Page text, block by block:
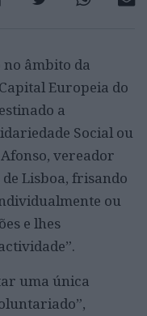
âmbito da
Europeia do
a
Social ou
vereador
Lisboa, frisando
ou
e lhes
uma única